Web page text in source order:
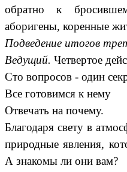
обратно к
аборигены, коренные
Подведение итогов
Ведущий. Четвертое
Сто вопросов - один
Все готовимся к нему
Отвечать на почему.
Благодаря свету в
природные явления,
А знакомы ли они вам?